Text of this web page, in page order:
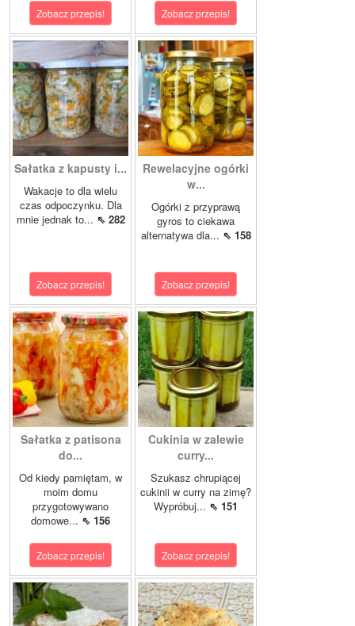
Zobacz przepis! Zobacz przepis!
Sałatka z kapusty i...
Wakacje to dla wielu
czas odpoczynku. Dla
mnie jednak to... ⇖ 282
Zobacz przepis!
Rewelacyjne ogórki
w...
Ogórki z przyprawą
gyros to ciekawa
alternatywa dla... ⇖ 158
Zobacz przepis!
Sałatka z patisona
do...
Od kiedy pamiętam, w
moim domu
przygotowywano
domowe... ⇖ 156
Zobacz przepis!
Cukinia w zalewie
curry...
Szukasz chrupiącej
cukinii w curry na zimę?
Wypróbuj... ⇖ 151
Zobacz przepis!